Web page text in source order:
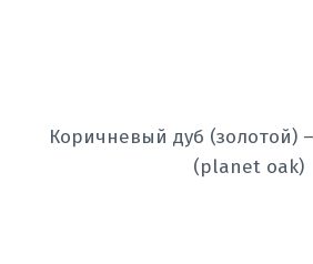
Коричневый дуб (золотой)
(planet oak)